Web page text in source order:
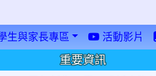
生與家長專區 活動影片
重要資訊